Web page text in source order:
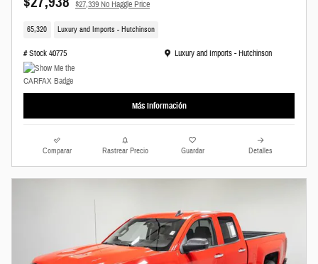
$27,339 No Haggle Price
65,320 Luxury and Imports - Hutchinson
# Stock 40775 Ubicación: Luxury and Imports - Hutchinson
Luxury and Imports - Hutchinson
Más Información
Comparar Rastrear Precio Guardar Detalles